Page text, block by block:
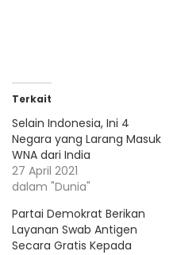
Terkait
Selain Indonesia, Ini 4
Negara yang Larang Masuk
WNA dari India
27 April 2021
dalam "Dunia"
Partai Demokrat Berikan
Layanan Swab Antigen
Secara Gratis Kepada